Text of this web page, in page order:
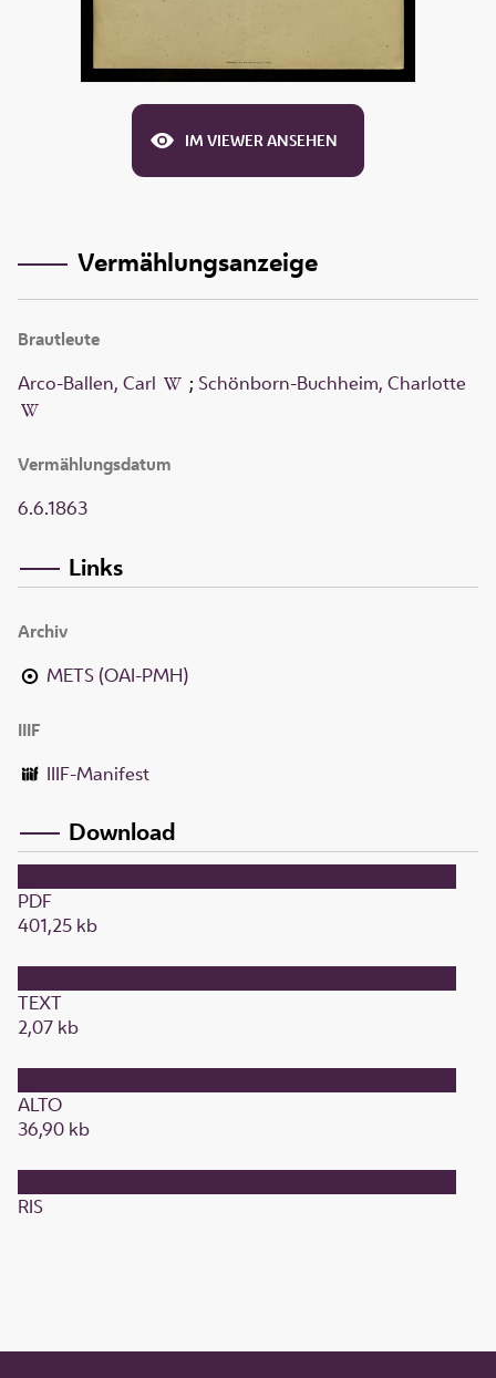
IM VIEWER ANSEHEN
Vermählungsanzeige
Brautleute
Arco-Ballen, Carl ; Schönborn-Buchheim, Charlotte
Vermählungsdatum
6.6.1863
Links
Archiv
METS (OAI-PMH)
IIIF
IIIF-Manifest
Download
PDF
401,25 kb
TEXT
2,07 kb
ALTO
36,90 kb
RIS